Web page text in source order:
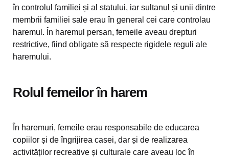
în controlul familiei și al statului, iar sultanul și unii dintre
membrii familiei sale erau în general cei care controlau
haremul. În haremul persan, femeile aveau drepturi
restrictive, fiind obligate să respecte rigidele reguli ale
haremului.
Rolul femeilor în harem
În haremuri, femeile erau responsabile de educarea
copiilor și de îngrijirea casei, dar și de realizarea
activităților recreative și culturale care aveau loc în